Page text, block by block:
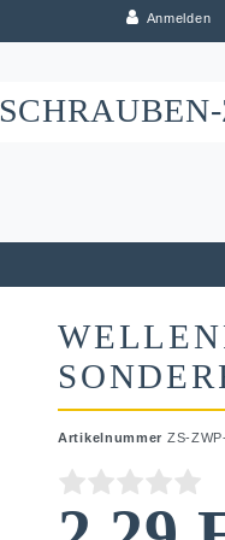
Anmelden
Artikelnummer ZS-